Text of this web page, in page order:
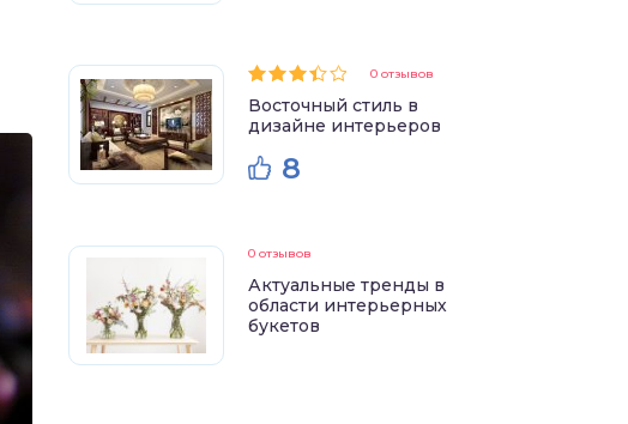
0 отзывов
Восточный стиль в
дизайне интерьеров
8
0 отзывов
Актуальные тренды в
области интерьерных
букетов